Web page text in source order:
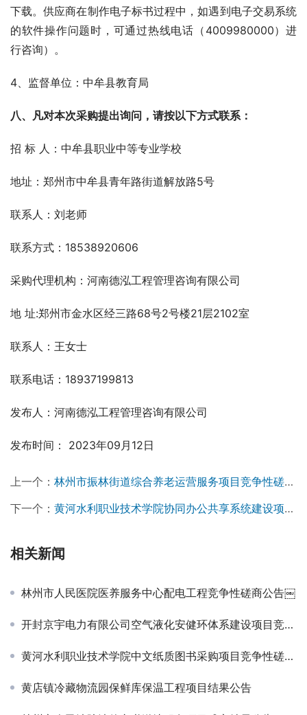
下载。供应商在制作电子标书过程中，如遇到电子交易系统
的软件操作问题时，可通过热线电话（4009980000）进
行咨询）。
4、监督单位：中牟县教育局
八、凡对本次采购提出询问，请按以下方式联系：
招 标 人：中牟县职业中等专业学校
地址：郑州市中牟县青年路街道解放路5号
联系人：刘老师
联系方式：18538920606
采购代理机构：河南德泓工程管理咨询有限公司
地 址:郑州市金水区经三路68号2号楼21层2102室
联系人：王女士
联系电话：18937199813
发布人：河南德泓工程管理咨询有限公司
发布时间： 2023年09月12日
上一个： 林州市振林街道综合养老运营服务项目竞争性磋商公告￼
下一个： 黄河水利职业技术学院协同办公共享系统建设项目成交公告￼
相关新闻
林州市人民医院医养服务中心配电工程竞争性磋商公告￼
开封京宇电力有限公司空气液化安健环体系建设项目竞争性谈判公告
黄河水利职业技术学院中文纸质图书采购项目竞争性磋商公告
黄店镇冷藏物流园保鲜库保温工程项目结果公告